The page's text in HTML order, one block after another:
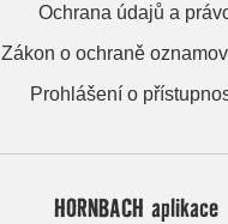
Ochrana údajů a
Zákon o ochraně
Prohlášení o
HORNBACH aplikace